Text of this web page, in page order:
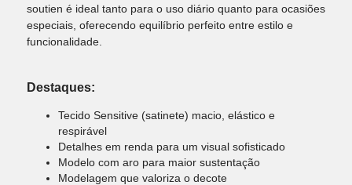
soutien é ideal tanto para o uso diário quanto para ocasiões
especiais, oferecendo equilíbrio perfeito entre estilo e
funcionalidade.
Destaques:
Tecido Sensitive (satinete) macio, elástico e
respirável
Detalhes em renda para um visual sofisticado
Modelo com aro para maior sustentação
Modelagem que valoriza o decote